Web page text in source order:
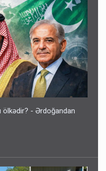
ölkədir? - Ərdoğandan